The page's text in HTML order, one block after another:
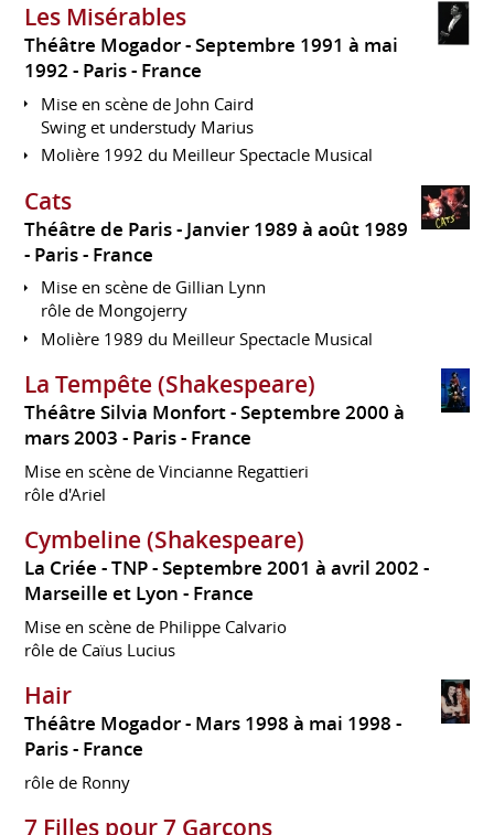
Les Misérables
Théâtre Mogador
Septembre 1991 à mai
1992 Paris France
Mise en scène de John Caird
Swing et understudy Marius
Molière 1992 du Meilleur Spectacle Musical
Cats
Théâtre de Paris
Janvier 1989 à août 1989
Paris
France
Mise en scène de Gillian Lynn
rôle de Mongojerry
Molière 1989 du Meilleur Spectacle Musical
La Tempête (Shakespeare)
Théâtre Silvia Monfort
Septembre 2000 à
mars 2003 Paris France
Mise en scène de Vincianne Regattieri
rôle d'Ariel
Cymbeline (Shakespeare)
La Criée - TNP
Septembre 2001 à avril 2002
Marseille et Lyon
France
Mise en scène de Philippe Calvario
rôle de Caïus Lucius
Hair
Théâtre Mogador
Mars 1998 à mai 1998
Paris
France
rôle de Ronny
7 Filles pour 7 Garçons